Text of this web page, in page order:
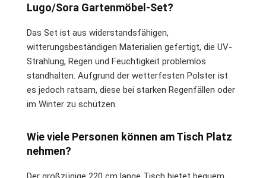
Lugo/Sora Gartenmöbel-Set?
Das Set ist aus widerstandsfähigen,
witterungsbeständigen Materialien gefertigt, die UV-
Strahlung, Regen und Feuchtigkeit problemlos
standhalten. Aufgrund der wetterfesten Polster ist
es jedoch ratsam, diese bei starken Regenfällen oder
im Winter zu schützen.
Wie viele Personen können am Tisch Platz
nehmen?